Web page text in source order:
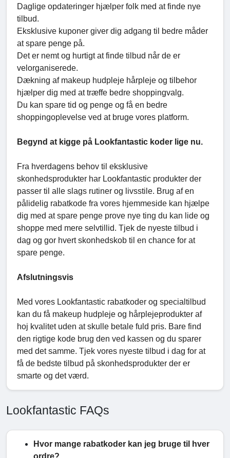
Daglige opdateringer hjælper folk med at finde nye
tilbud.
Eksklusive kuponer giver dig adgang til bedre måder
at spare penge på.
Det er nemt og hurtigt at finde tilbud når de er
velorganiserede.
Dækning af makeup hudpleje hårpleje og tilbehor
hjælper dig med at træffe bedre shoppingvalg.
Du kan spare tid og penge og få en bedre
shoppingoplevelse ved at bruge vores platform.
Begynd at kigge på Lookfantastic koder lige nu.
Fra hverdagens behov til eksklusive
skonhedsprodukter har Lookfantastic produkter der
passer til alle slags rutiner og livsstile. Brug af en
pålidelig rabatkode fra vores hjemmeside kan hjælpe
dig med at spare penge prove nye ting du kan lide og
shoppe med mere selvtillid. Tjek de nyeste tilbud i
dag og gor hvert skonhedskob til en chance for at
spare penge.
Afslutningsvis
Med vores Lookfantastic rabatkoder og specialtilbud
kan du få makeup hudpleje og hårplejeprodukter af
hoj kvalitet uden at skulle betale fuld pris. Bare find
den rigtige kode brug den ved kassen og du sparer
med det samme. Tjek vores nyeste tilbud i dag for at
få de bedste tilbud på skonhedsprodukter der er
smarte og det værd.
Lookfantastic FAQs
Hvor mange rabatkoder kan jeg bruge til hver